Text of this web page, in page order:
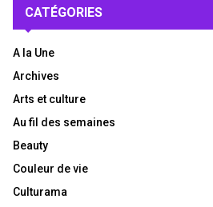
CATÉGORIES
A la Une
Archives
Arts et culture
Au fil des semaines
Beauty
Couleur de vie
Culturama